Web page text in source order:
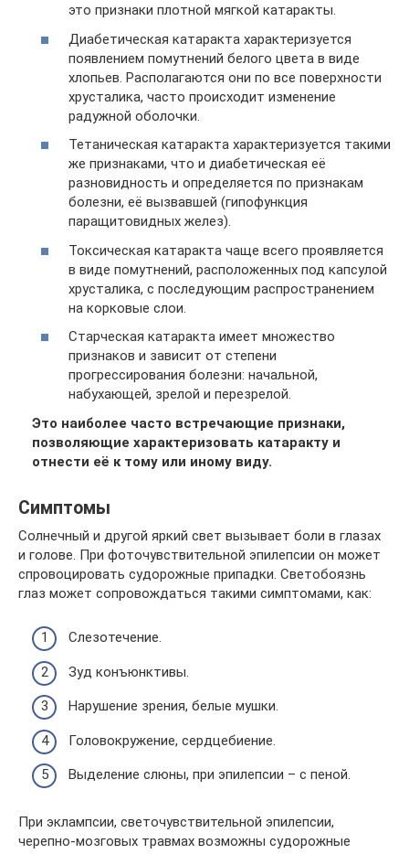
это признаки плотной мягкой катаракты.
Диабетическая катаракта характеризуется
появлением помутнений белого цвета в виде
хлопьев. Располагаются они по все поверхности
хрусталика, часто происходит изменение
радужной оболочки.
Тетаническая катаракта характеризуется такими
же признаками, что и диабетическая её
разновидность и определяется по признакам
болезни, её вызвавшей (гипофункция
паращитовидных желез).
Токсическая катаракта чаще всего проявляется
в виде помутнений, расположенных под капсулой
хрусталика, с последующим распространением
на корковые слои.
Старческая катаракта имеет множество
признаков и зависит от степени
прогрессирования болезни: начальной,
набухающей, зрелой и перезрелой.
Это наиболее часто встречающие признаки,
позволяющие характеризовать катаракту и
отнести её к тому или иному виду.
Симптомы
Солнечный и другой яркий свет вызывает боли в глазах
и голове. При фоточувствительной эпилепсии он может
спровоцировать судорожные припадки. Светобоязнь
глаз может сопровождаться такими симптомами, как:
Слезотечение.
Зуд конъюнктивы.
Нарушение зрения, белые мушки.
Головокружение, сердцебиение.
Выделение слюны, при эпилепсии – с пеной.
При эклампсии, светочувствительной эпилепсии,
черепно-мозговых травмах возможны судорожные